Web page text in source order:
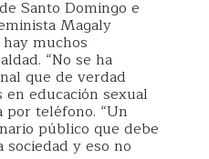
Santo Domingo e
Magaly
muchos
“No se ha
que de verdad
educación sexual
por teléfono. “Un
público que debe
y eso no